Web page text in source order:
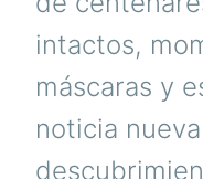
intactos,
máscaras y
noticia